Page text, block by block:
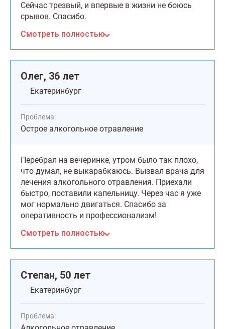
Сейчас трезвый, и впервые в жизни не боюсь
срывов. Спасибо.
Смотреть полностью
Олег, 36 лет
Екатеринбург
Проблема:
Острое алкогольное отравление
Перебрал на вечеринке, утром было так плохо,
что думал, не выкарабкаюсь. Вызвал врача для
лечения алкогольного отравления. Приехали
быстро, поставили капельницу. Через час я уже
мог нормально двигаться. Спасибо за
оперативность и профессионализм!
Смотреть полностью
Степан, 50 лет
Екатеринбург
Проблема: